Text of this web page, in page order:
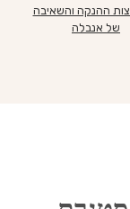
ההנקה והשאיבה
של אנבלה